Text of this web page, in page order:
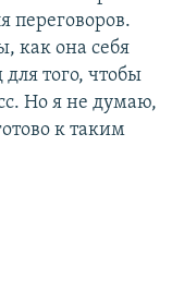
переговоров.
как она себя
для того, чтобы
Но я не думаю,
к таким